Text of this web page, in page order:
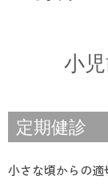
小
定期健診
小さな頃からの